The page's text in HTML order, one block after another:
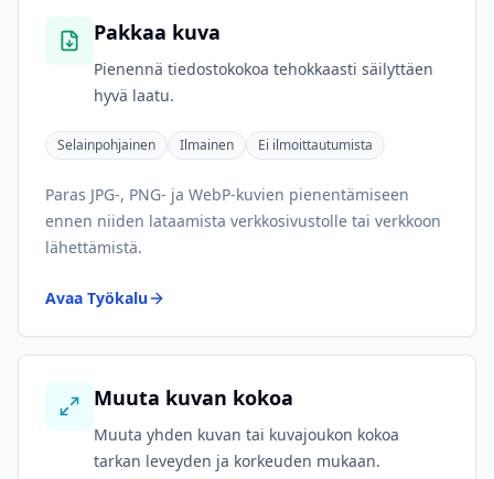
Pakkaa kuva
Pienennä tiedostokokoa tehokkaasti säilyttäen
hyvä laatu.
Selainpohjainen Ilmainen Ei ilmoittautumista
Paras JPG-, PNG- ja WebP-kuvien pienentämiseen
ennen niiden lataamista verkkosivustolle tai verkkoon
lähettämistä.
Avaa Työkalu
Muuta kuvan kokoa
Muuta yhden kuvan tai kuvajoukon kokoa
tarkan leveyden ja korkeuden mukaan.